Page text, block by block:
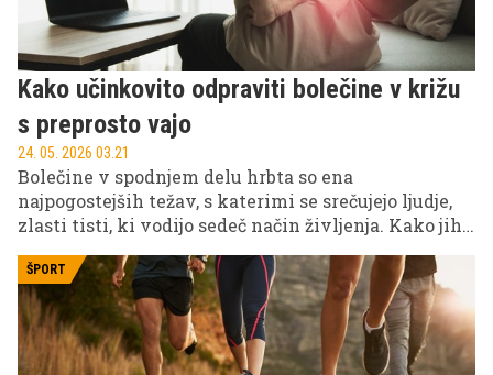
Kako učinkovito odpraviti bolečine v križu
s preprosto vajo
24. 05. 2026 03.21
Bolečine v spodnjem delu hrbta so ena
najpogostejših težav, s katerimi se srečujejo ljudje,
zlasti tisti, ki vodijo sedeč način življenja. Kako jih
lahko ublažimo?
ŠPORT